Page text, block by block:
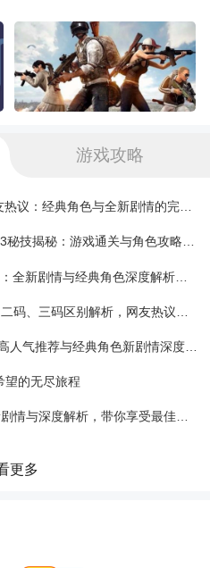
下载
下载
下载
下载
下载
下载
游戏攻略
欧美人与人动人物2020，网友热议：经典角色与全新剧情的完美结合！
真三国无双3秘籍-真三国无双3秘技揭秘：游戏通关与角色攻略全解析
望的无尽旅程
更多